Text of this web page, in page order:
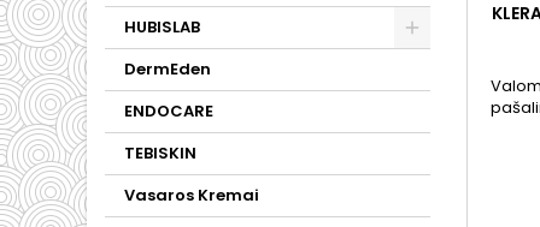
HUBISLAB
DermEden
ENDOCARE
TEBISKIN
Vasaros Kremai